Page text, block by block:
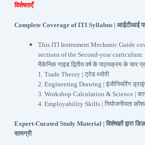
विशेषताएँ
Complete Coverage of ITI Syllabus | आईटीआई
This ITI Instrument Mechanic Guide
sections of the Second-year
मैकेनिक गाइड द्वितीय वर्ष के पाठ्यक्रम के चार
1. Trade Theory | ट्रेड थ्योरी
2. Engineering Drawing | इंजीनियरिंग
3. Workshop Calculation & Science |
4. Employability Skills | नियोजनीयता
Expert-Curated Study Material | विशेषज्ञों द्वारा
सामग्री